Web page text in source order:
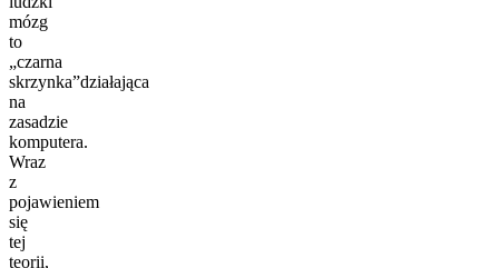
mózg
to
„czarna
skrzynka”działająca
na
zasadzie
komputera.
Wraz
z
pojawieniem
się
tej
teorii,